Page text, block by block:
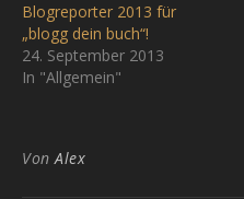
Blogreporter 2013 für
„blogg dein buch“!
24. September 2013
In "Allgemein"
VonAlex